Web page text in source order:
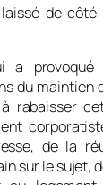
de côté
a
du maintien
rabaisser
de la
sur le sujet,